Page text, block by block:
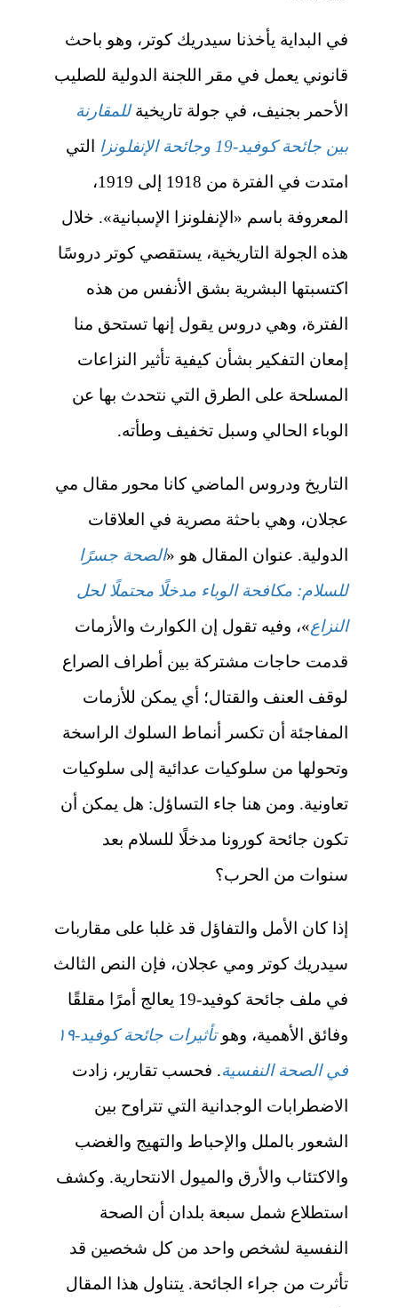
في البداية يأخذنا سيدريك كوتر، وهو باحث
قانوني يعمل في مقر اللجنة الدولية للصليب
الأحمر بجنيف، في جولة تاريخيةللمقارنة
بين جائحة كوفيد-19 وجائحة الإنفلونزا
التي
امتدت في الفترة من 1918 إلى 1919،
المعروفة باسم «الإنفلونزا الإسبانية». خلال
هذه الجولة التاريخية، يستقصي كوتر دروسًا
اكتسبتها البشرية بشق الأنفس من هذه
الفترة، وهي دروس يقول إنها تستحق منا
إمعان التفكير بشأن كيفية تأثير النزاعات
المسلحة على الطرق التي نتحدث بها عن
الوباء الحالي وسبل تخفيف وطأته.
التاريخ ودروس الماضي كانا محور مقال مي
عجلان، وهي باحثة مصرية في العلاقات
الدولية. عنوان المقال هو «الصحة جسرًا
للسلام: مكافحة الوباء مدخلًا محتملًا لحل
النزاع»، وفيه تقول إن الكوارث والأزمات
قدمت حاجات مشتركة بين أطراف الصراع
لوقف العنف والقتال؛ أي يمكن للأزمات
المفاجئة أن تكسر أنماط السلوك الراسخة
وتحولها من سلوكيات عدائية إلى سلوكيات
تعاونية. ومن هنا جاء التساؤل: هل يمكن أن
تكون جائحة كورونا مدخلًا للسلام بعد
سنوات من الحرب؟
إذا كان الأمل والتفاؤل قد غلبا على مقاربات
سيدريك كوتر ومي عجلان، فإن النص الثالث
في ملف جائحة كوفيد-19 يعالج أمرًا مقلقًا
وفائق الأهمية، وهو
تأثيرات جائحة كوفيد-١٩
في الصحة النفسية. فحسب تقارير، زادت
الاضطرابات الوجدانية التي تتراوح بين
الشعور بالملل والإحباط والتهيج والغضب
والاكتئاب والأرق والميول الانتحارية. وكشف
استطلاع شمل سبعة بلدان أن الصحة
النفسية لشخص واحد من كل شخصين قد
تأثرت من جراء الجائحة. يتناول هذا المقال